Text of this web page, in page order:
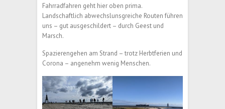
Fahrradfahren geht hier oben prima.
Landschaftlich abwechslunsgreiche Routen führen
uns – gut ausgeschildert – durch Geest und
Marsch.
Spazierengehen am Strand – trotz Herbtferien und
Corona – angenehm wenig Menschen.